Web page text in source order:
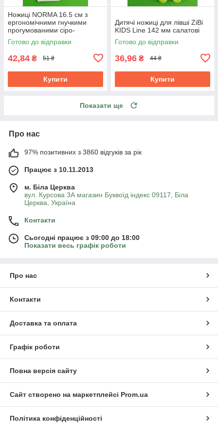
Ножиці NORMA 16.5 см з
ергономічними гнучкими
прогумованими сіро-
червоними ручками 1.8 мм
Готово до відправки
42,84 ₴ 51 ₴
Купити
Дитячі ножиці для лівші ZiBi
KIDS Line 142 мм салатові
Готово до відправки
36,96 ₴ 44 ₴
Купити
Показати ще
Про нас
97% позитивних з 3860 відгуків за рік
Працює з 10.11.2013
м. Біла Церква
вул. Курсова 3А магазин Буквоїд індекс 09117, Біла
Церква, Україна
Контакти
Сьогодні працює з 09:00 до 18:00
Показати весь графік роботи
Про нас
Контакти
Доставка та оплата
Графік роботи
Повна версія сайту
Сайт створено на маркетплейсі Prom.ua
Політика конфіденційності